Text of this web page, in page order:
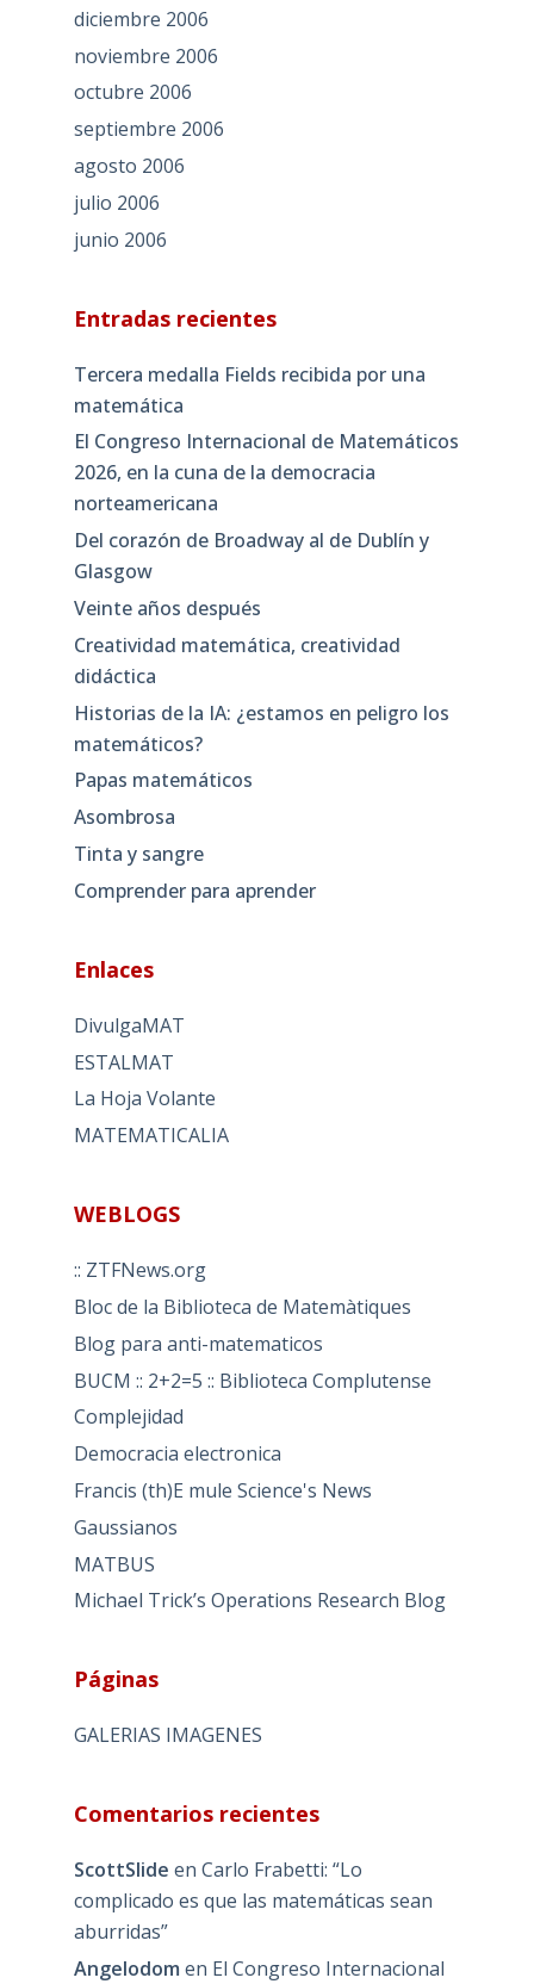
diciembre 2006
noviembre 2006
octubre 2006
septiembre 2006
agosto 2006
julio 2006
junio 2006
Entradas recientes
Tercera medalla Fields recibida por una
matemática
El Congreso Internacional de Matemáticos
2026, en la cuna de la democracia
norteamericana
Del corazón de Broadway al de Dublín y
Glasgow
Veinte años después
Creatividad matemática, creatividad
didáctica
Historias de la IA: ¿estamos en peligro los
matemáticos?
Papas matemáticos
Asombrosa
Tinta y sangre
Comprender para aprender
Enlaces
DivulgaMAT
ESTALMAT
La Hoja Volante
MATEMATICALIA
WEBLOGS
:: ZTFNews.org
Bloc de la Biblioteca de Matemàtiques
Blog para anti-matematicos
BUCM :: 2+2=5 :: Biblioteca Complutense
Complejidad
Democracia electronica
Francis (th)E mule Science's News
Gaussianos
MATBUS
Michael Trick’s Operations Research Blog
Páginas
GALERIAS IMAGENES
Comentarios recientes
ScottSlide en Carlo Frabetti: “Lo
complicado es que las matemáticas sean
aburridas”
Angelodom en El Congreso Internacional